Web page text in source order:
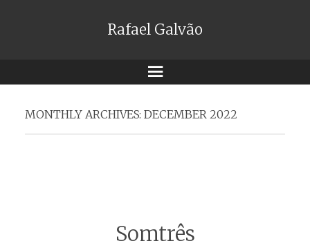
Rafael Galvão
Menu
MONTHLY ARCHIVES: DECEMBER 2022
Somtrês